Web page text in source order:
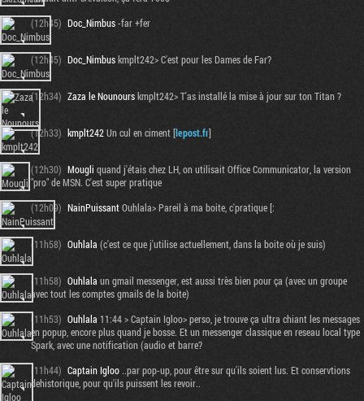
(12h45) Doc_Nimbus-far +fer
(12h45) Doc_Nimbuskmplt242> C'est pour les Dames de Far?
(12h34) Zaza le Nounourskmplt242> T'as installé la mise à jour sur ton Titan ?
(12h33) kmplt242Un cul en ciment [lepost.fr]
(12h30) Mougli quand j'étais chez LH, on utilisait Office Communicator, la version
"pro" de MSN. C'est super pratique
(12h09) NainPuissantOuhlala> Pareil à ma boite, c'pratique [:
(11h58) Ouhlala (c'est ce que j'utilise actuellement, dans la boite où je suis)
(11h58) Ouhlala un gmail messenger, est aussi très bien pour ça (avec un groupe
avec tout les comptes gmails de la boite)
(11h53) Ouhlala 11:44 > Captain Igloo> perso, je trouve ça ultra chiant les messages
en popup, encore plus quand je bosse. Et un messenger classique en reseau local type
Spark, avec une notification (audio et barre?
(11h44) Captain Igloo ..par pop-up, pour être sur qu'ils soient lus. Et conservtions
dehistorique, pour qu'ils puissent les revoir..